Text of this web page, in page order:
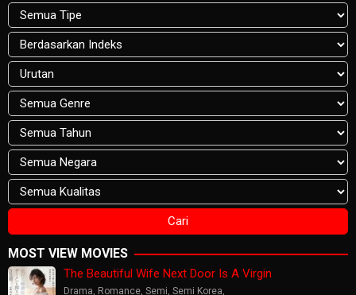
MOST VIEW MOVIES
The Beautiful Wife Next Door Is A Virgin
Drama, Romance, Semi, Semi Korea,